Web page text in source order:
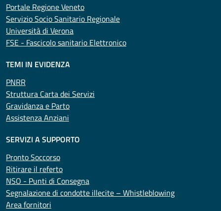
Portale Regione Veneto
Servizio Socio Sanitario Regionale
Università di Verona
FSE - Fascicolo sanitario Elettronico
TEMI IN EVIDENZA
PNRR
Struttura Carta dei Servizi
Gravidanza e Parto
Assistenza Anziani
SERVIZI A SUPPORTO
Pronto Soccorso
Ritirare il referto
NSO - Punti di Consegna
Segnalazione di condotte illecite – Whistleblowing
Area fornitori